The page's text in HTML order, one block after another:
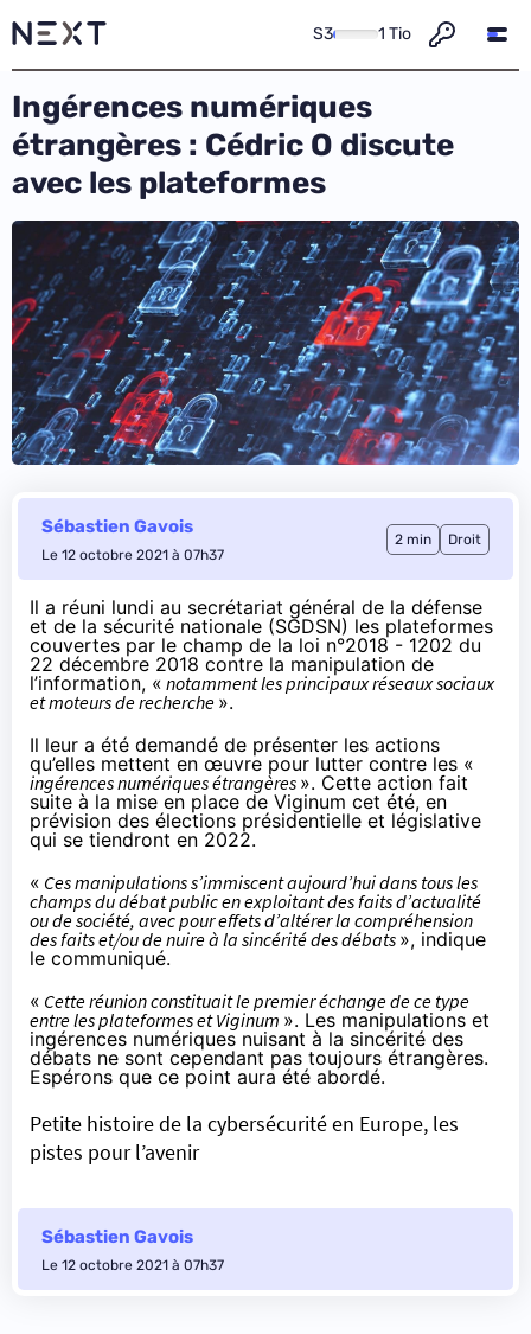
S3 1 Tio
Ingérences numériques
étrangères : Cédric O discute
avec les plateformes
Sébastien Gavois
Le 12 octobre 2021 à 07h37
2 min Droit
Il a réuni lundi au secrétariat général de la défense
et de la sécurité nationale (SGDSN) les plateformes
couvertes par le champ de la loi n°2018 - 1202 du
22 décembre 2018 contre la manipulation de
l’information, « notamment les principaux réseaux sociaux
et moteurs de recherche ».
Il leur a été demandé de présenter les actions
qu’elles mettent en œuvre pour lutter contre les «
ingérences numériques étrangères ». Cette action fait
suite à la mise en place de Viginum cet été, en
prévision des élections présidentielle et législative
qui se tiendront en 2022.
« Ces manipulations s’immiscent aujourd’hui dans tous les
champs du débat public en exploitant des faits d’actualité
ou de société, avec pour effets d’altérer la compréhension
des faits et/ou de nuire à la sincérité des débats », indique
le communiqué.
« Cette réunion constituait le premier échange de ce type
entre les plateformes et Viginum ». Les manipulations et
ingérences numériques nuisant à la sincérité des
débats ne sont cependant pas toujours étrangères.
Espérons que ce point aura été abordé.
Petite histoire de la cybersécurité en Europe, les
pistes pour l’avenir
Sébastien Gavois
Le 12 octobre 2021 à 07h37